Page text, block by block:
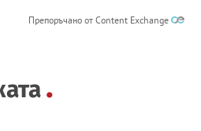
Препоръчано от Content Exchange